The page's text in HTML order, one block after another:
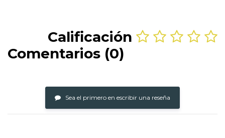
Calificación
Comentarios (0)
Sea el primero en escribir una reseña